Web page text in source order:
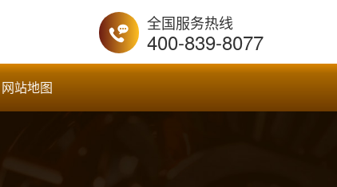
全国服务热线
400-839-8077
网站地图